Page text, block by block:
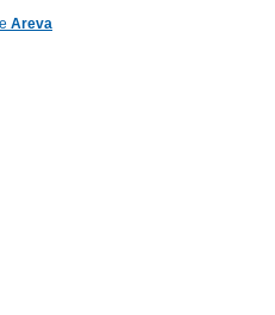
Areva